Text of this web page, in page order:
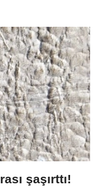
şaşırttı!